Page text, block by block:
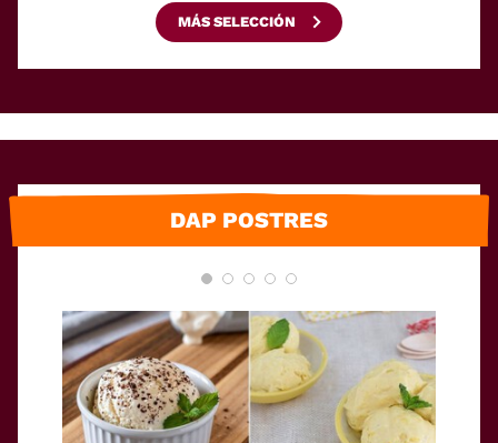
MÁS SELECCIÓN
DAP POSTRES